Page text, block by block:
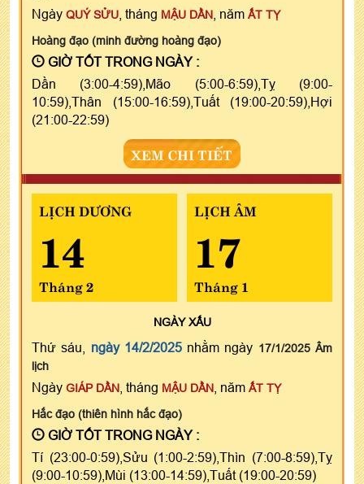
Ngày QUÝ SỬU , tháng MẬU DẦN , năm ẤT TỴ
Hoàng đạo (minh đường hoàng đạo)
GIỜ TỐT TRONG NGÀY :
Dần (3:00-4:59),Mão (5:00-6:59),Tỵ (9:00-
10:59),Thân (15:00-16:59),Tuất (19:00-20:59),Hợi
(21:00-22:59)
XEM CHI TIẾT
LỊCH DƯƠNG
14
Tháng 2
LỊCH ÂM
17
Tháng 1
NGÀYXẤU
Thứ sáu, ngày 14/2/2025nhằm ngày 17/1/2025 Âm
lịch
Ngày GIÁP DẦN , tháng MẬU DẦN , năm ẤT TỴ
Hắc đạo (thiên hình hắc đạo)
GIỜ TỐT TRONG NGÀY :
Tí (23:00-0:59),Sửu (1:00-2:59),Thìn (7:00-8:59),Tỵ
(9:00-10:59),Mùi (13:00-14:59),Tuất (19:00-20:59)